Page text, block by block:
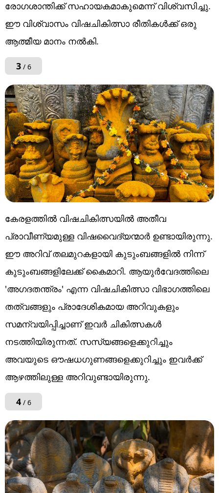
രോഗശാന്തിക്ക് സഹായകമാകുമെന്ന് വിശ്വസിച്ചു.
ഈ വിശ്വാസം വിഷചികിത്സാ രീതികൾക്ക് ഒരു
ആത്മീയ മാനം നൽകി.
3/ 6
കേരളത്തിൽ വിഷചികിത്സയിൽ അതീവ
പ്രാവീണ്യമുള്ള വിഷവൈദ്യന്മാർ ഉണ്ടായിരുന്നു.
ഈ അറിവ് തലമുറകളായി കുടുംബങ്ങളിൽ നിന്ന്
കുടുംബങ്ങളിലേക്ക് കൈമാറി. ആയുർവേദത്തിലെ
'അഗദതന്ത്രം' എന്ന വിഷചികിത്സാ വിഭാഗത്തിലെ
തത്വങ്ങളും പ്രാദേശികമായ അറിവുകളും
സമന്വയിപ്പിച്ചാണ് ഇവർ ചികിത്സകൾ
നടത്തിയിരുന്നത്. സസ്യങ്ങളെക്കുറിച്ചും
അവയുടെ ഔഷധഗുണങ്ങളെക്കുറിച്ചും ഇവർക്ക്
ആഴത്തിലുള്ള അറിവുണ്ടായിരുന്നു.
4/ 6